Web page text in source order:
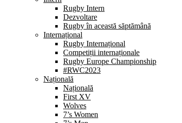
Rugby Intern
Dezvoltare
Rugby în această săptămână
Internațional
Rugby Internațional
Competiții internaționale
Rugby Europe Championship
#RWC2023
Națională
Națională
First XV
Wolves
7’s Women